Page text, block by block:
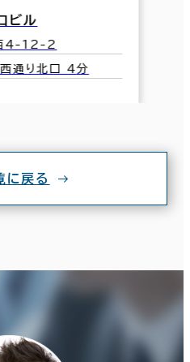
ビル
4-12-2
通り北口 4分
に戻る